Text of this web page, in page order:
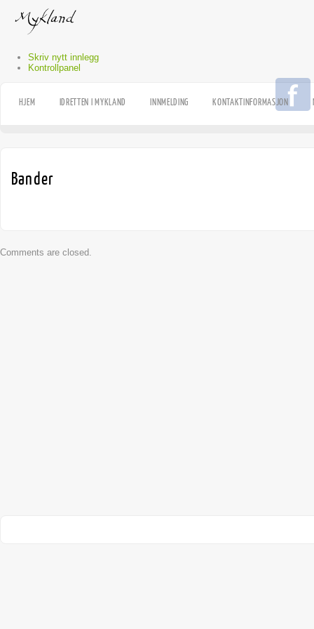
Skriv nytt innlegg
Kontrollpanel
HJEM IDRETTEN I MYKLAND INNMELDING KONTAKTINFORMASJON
Bander
Comments are closed.